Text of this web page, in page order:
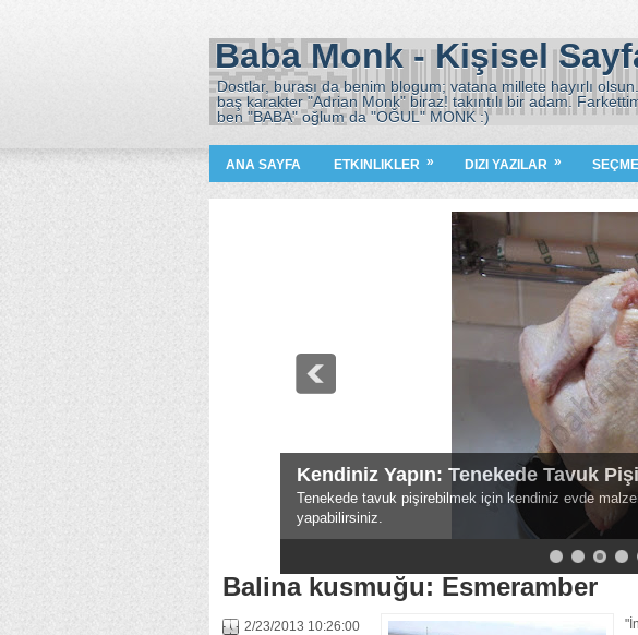
Baba Monk - Kişisel
Dostlar, burası da benim blogum; vatana millete hayırlı
baş karakter "Adrian Monk" biraz! takıntılı bir adam.
ben "BABA" oğlum da "OĞUL" MONK :)
ANA SAYFA ETKINLIKLER » DIZI YAZILAR »
Kendiniz Yapın: Tenekede Tavuk
Tenekede tavuk pişirebilmek için kendiniz evde
yapabilirsiniz.
Balina kusmuğu: Esmeramber
2/23/2013 10:26:00